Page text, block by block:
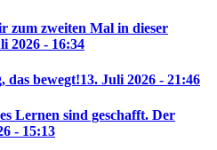
zum zweiten Mal in dieser
2026 - 16:34
das bewegt!13. Juli 2026 - 21:46
Lernen sind geschafft. Der
- 15:13